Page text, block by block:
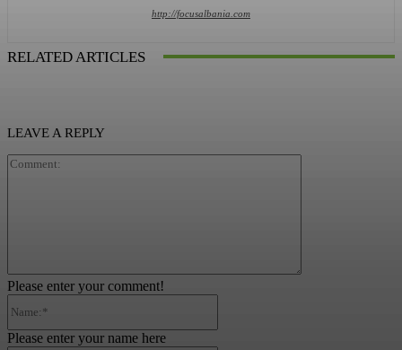
http://focusalbania.com
RELATED ARTICLES
LEAVE A REPLY
Please enter your comment!
Please enter your name here